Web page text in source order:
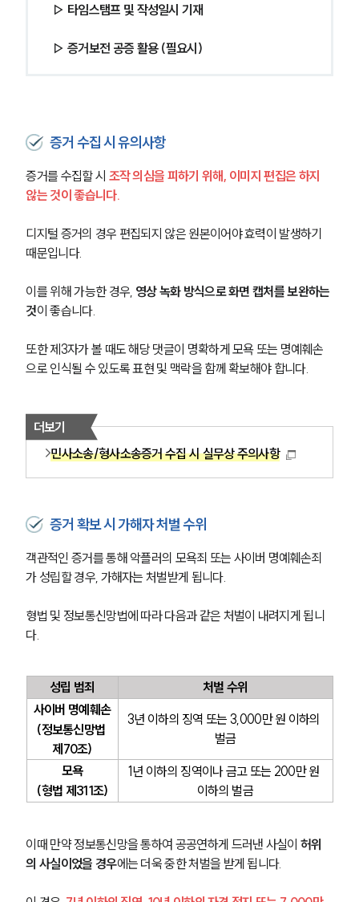
그룹소개
오시는 길
글로벌 파트너 로펌
고객의 소리
▷ 타임스탬프 및 작성일시 기재
▷ 증거보전 공증 활용 (필요시)
증거 수집 시 유의사항
증거를 수집할 시 조작 의심을 피하기 위해, 이미지 편집은 하지
않는 것이 좋습니다.
디지털 증거의 경우 편집되지 않은 원본이어야 효력이 발생하기
때문입니다.
이를 위해 가능한 경우, 영상 녹화 방식으로 화면 캡처를 보완하는
것이 좋습니다.
또한 제3자가 볼 때도 해당 댓글이 명확하게 모욕 또는 명예훼손
으로 인식될 수 있도록 표현 및 맥락을 함께 확보해야 합니다.
더보기
민사소송/형사소송증거 수집 시 실무상 주의사항
증거 확보 시 가해자 처벌 수위
객관적인 증거를 통해 악플러의 모욕죄 또는 사이버 명예훼손죄
가 성립할 경우, 가해자는 처벌받게 됩니다.
형법 및 정보통신망법에 따라 다음과 같은 처벌이 내려지게 됩니
다.
성립 범죄
처벌 수위
사이버 명예훼손
(정보통신망법
제70조)
3년 이하의 징역 또는 3,000만 원 이하의
벌금
모욕
(형법 제311조)
1년 이하의 징역이나 금고 또는 200만 원
이하의 벌금
이때 만약 정보통신망을 통하여 공공연하게 드러낸 사실이 허위
의 사실이었을 경우에는 더욱 중한 처벌을 받게 됩니다.